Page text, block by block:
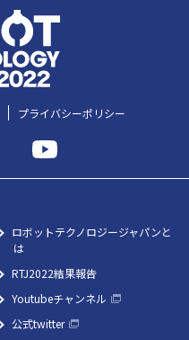
プライバシーポリシー
ロボットテクノロジージャパンと
は
RTJ2022結果報告
Youtubeチャンネル
公式twitter